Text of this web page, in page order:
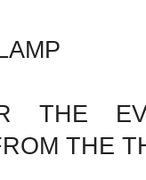
THE
THE